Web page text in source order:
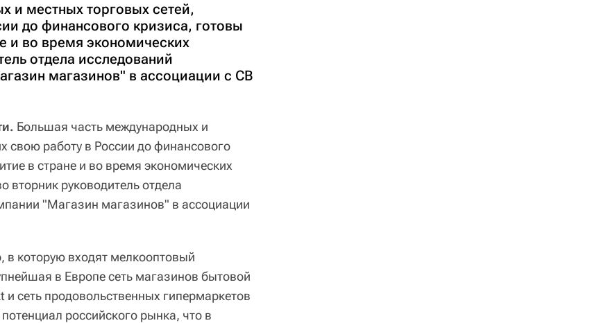
и местных торговых сетей,
до финансового кризиса, готовы
и во время экономических
отдела исследований
магазинов" в ассоциации с CB
Большая часть международных и
свою работу в России до финансового
в стране и во время экономических
вторник руководитель отдела
"Магазин магазинов" в ассоциации
которую входят мелкооптовый
в Европе сеть магазинов бытовой
и сеть продовольственных гипермаркетов
российского рынка, что в